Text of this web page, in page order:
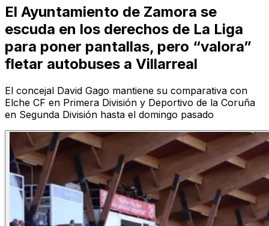
El Ayuntamiento de Zamora se
escuda en los derechos de La Liga
para poner pantallas, pero “valora”
fletar autobuses a Villarreal
El concejal David Gago mantiene su comparativa con
Elche CF en Primera División y Deportivo de la Coruña
en Segunda División hasta el domingo pasado